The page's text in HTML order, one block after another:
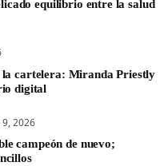
equilibrio entre la salud
la cartelera: Miranda Priestly
digital
2026
campeón de nuevo;